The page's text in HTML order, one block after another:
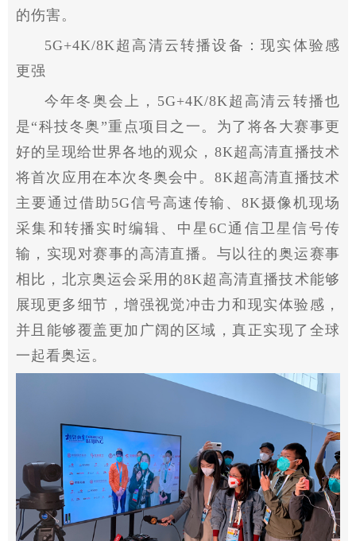
的伤害。
5G+4K/8K超高清云转播设备：现实体验感
更强
今年冬奥会上，5G+4K/8K超高清云转播也
是“科技冬奥”重点项目之一。为了将各大赛事更
好的呈现给世界各地的观众，8K超高清直播技术
将首次应用在本次冬奥会中。8K超高清直播技术
主要通过借助5G信号高速传输、8K摄像机现场
采集和转播实时编辑、中星6C通信卫星信号传
输，实现对赛事的高清直播。与以往的奥运赛事
相比，北京奥运会采用的8K超高清直播技术能够
展现更多细节，增强视觉冲击力和现实体验感，
并且能够覆盖更加广阔的区域，真正实现了全球
一起看奥运。